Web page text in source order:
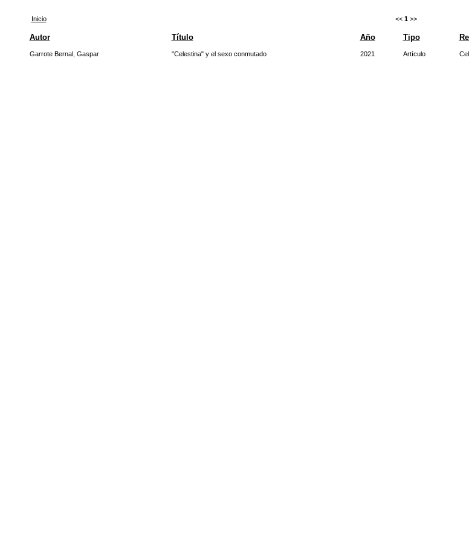
Inicio << 1 >>
Autor Título Año Tipo
Garrote Bernal, Gaspar "Celestina" y el sexo conmutado 2021 Artículo